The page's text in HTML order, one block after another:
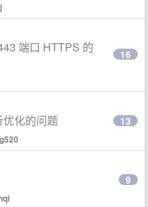
端口 HTTPS 的
16
化的问题 13
9